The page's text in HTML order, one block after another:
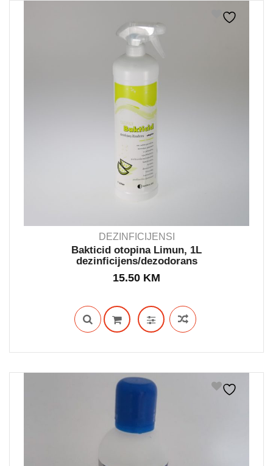
IN STOCK
DEZINFICIJENSI
Bakticid otopina Limun, 1L
dezinficijens/dezodorans
15.50 KM